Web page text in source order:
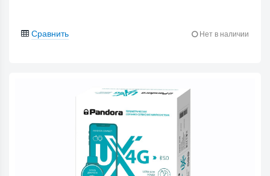
Сравнить Нет в наличии